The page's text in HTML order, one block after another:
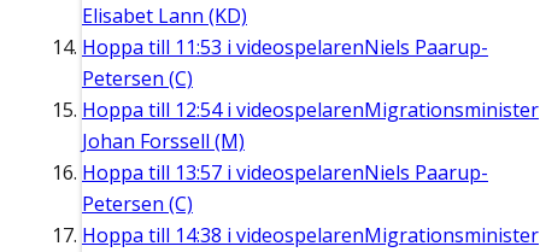
Elisabet Lann (KD)
Hoppa till 11:53 i videospelarenNiels Paarup-
Petersen (C)
Hoppa till 12:54i videospelarenMigrationsminister
Johan Forssell (M)
Hoppa till 13:57 i videospelarenNiels Paarup-
Petersen (C)
Hoppa till 14:38 i videospelarenMigrationsminister